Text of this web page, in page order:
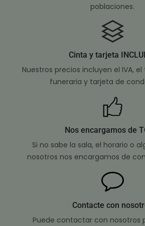
poblaciones.
Cinta y tarjeta
Nuestros precios incluyen el IVA,
funeraria y tarjeta de
Nos encargamos de
Si no sabe la sala, el horario o
nosotros nos encargamos de
Contacte con
Puede contactar con nosotros